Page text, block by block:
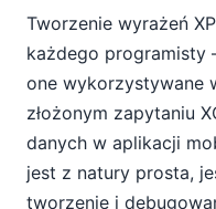
Edytor i narzędzie do
Pliki mapowania
zawartość XML
Jakość danych XBRL
systemu EDGAR
Wartościowych i Giełd
10
Tworzenie wyrażeń
każdego programisty
one wykorzystywane
złożonym zapytaniu
danych w aplikacji
jest z natury prosta,
tworzenie i